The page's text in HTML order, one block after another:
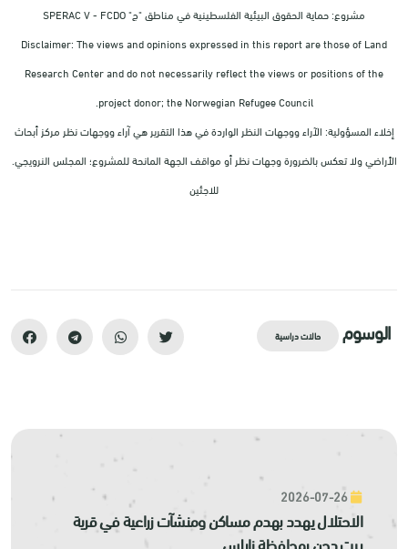
مشروع: حماية الحقوق البيئية الفلسطينية في مناطق "ج" SPERAC V - FCDO
Disclaimer: The views and opinions expressed in this report are those of Land
Research Center and do not necessarily reflect the views or positions of the
project donor; the Norwegian Refugee Council.
إخلاء المسؤولية: الآراء ووجهات النظر الواردة في هذا التقرير هي آراء ووجهات نظر مركز أبحاث
الأراضي ولا تعكس بالضرورة وجهات نظر أو مواقف الجهة المانحة للمشروع؛ المجلس النرويجي.
للاجئين
الوسوم حالات دراسية
الاحتلال يهدد بهدم مساكن ومنشآت زراعية في قرية